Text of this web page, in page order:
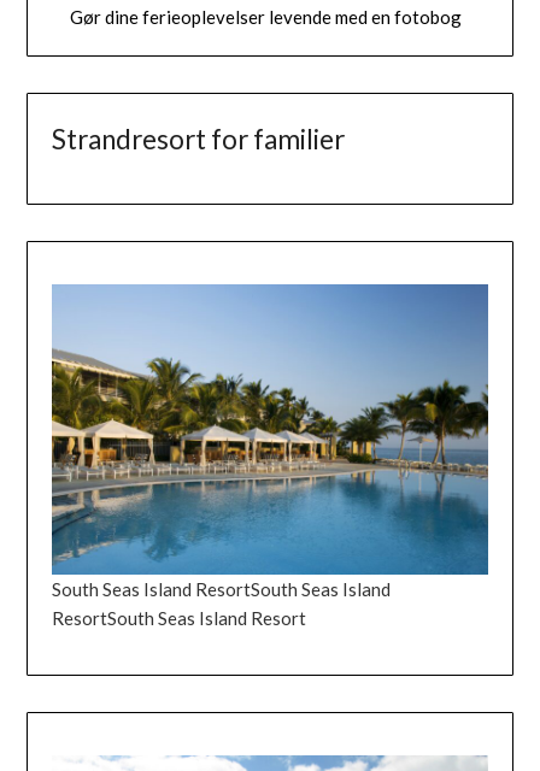
Gør dine ferieoplevelser levende med en fotobog
Strandresort for familier
South Seas Island ResortSouth Seas Island
ResortSouth Seas Island Resort